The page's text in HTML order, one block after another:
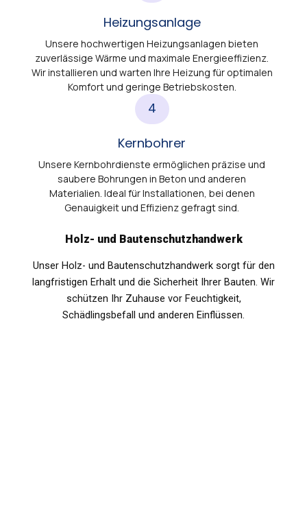
Heizungsanlage
Unsere hochwertigen Heizungsanlagen bieten
zuverlässige Wärme und maximale Energieeffizienz.
Wir installieren und warten Ihre Heizung für optimalen
Komfort und geringe Betriebskosten.
4
Kernbohrer
Unsere Kernbohrdienste ermöglichen präzise und
saubere Bohrungen in Beton und anderen
Materialien. Ideal für Installationen, bei denen
Genauigkeit und Effizienz gefragt sind.
Holz- und Bautenschutzhandwerk
Unser Holz- und Bautenschutzhandwerk sorgt für den
langfristigen Erhalt und die Sicherheit Ihrer Bauten. Wir
schützen Ihr Zuhause vor Feuchtigkeit,
Schädlingsbefall und anderen Einflüssen.